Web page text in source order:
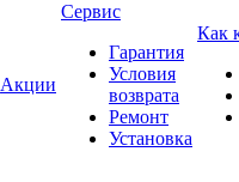
Акции
Сервис
Гарантия
Условия
возврата
Ремонт
Установка
Как